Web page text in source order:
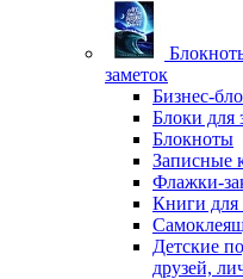
заметок
Бизнес-
Блоки для
Блокноты
Записные
Флажки-
Книги для
Детские
друзей,